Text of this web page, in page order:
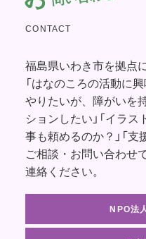
CONTACT
福島県いわき市を拠点
「はなのころの活動に
やりたいが、障がいを
ションしたい」「イラ
事も頼めるのか？」「
ご相談・お問い合わせ
連絡ください。
NPO法